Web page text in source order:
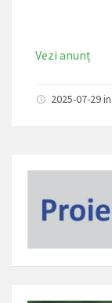
Vezi anunț
2025-07-29 in